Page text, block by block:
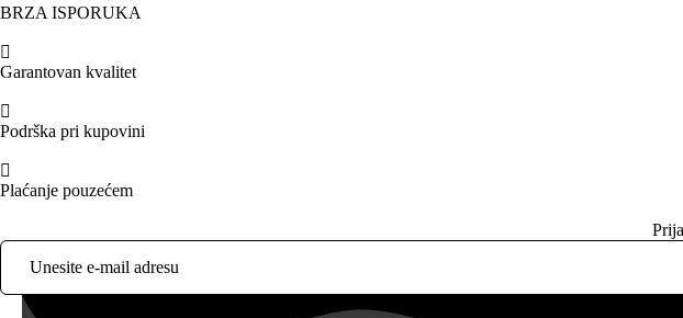
BRZA ISPORUKA
Garantovan kvalitet
Podrška pri kupovini
Plaćanje pouzećem